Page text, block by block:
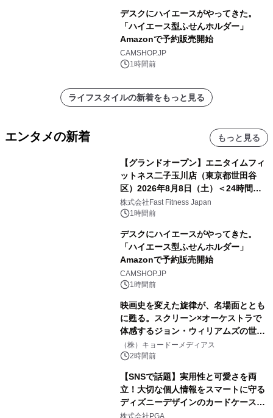
デスクにハイエースがやってきた。
「ハイエース型ふせんホルダー」
Amazonで予約販売開始
CAMSHOP.JP
1時間前
ライフスタイルの新着をもっと見る
エンタメの新着 もっと見る
【グランドオープン】エニタイムフィ
ットネス二子玉川店（東京都世田谷
区）2026年8月8日（土）＜24時間年
中無休のフィットネスジム＞
株式会社Fast Fitness Japan
1時間前
デスクにハイエースがやってきた。
「ハイエース型ふせんホルダー」
Amazonで予約販売開始
CAMSHOP.JP
1時間前
映画史を変えた旋律が、名場面ととも
に甦る。スクリーン×オーケストラで
体感するジョン・ウィリアムズの世
界。ジョン・ウィリアムズ：シネマ・
スペクタキュラー・コンサート 開催決
（株）キョードーメディアス
2時間前
【SNSで話題】実用性と可愛さを両
立！大切な個人情報をスマートに守る
ディズニーデザインのカードケースを
株式会社PGAが8月7日発売
株式会社PGA